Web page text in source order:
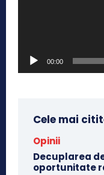
00:00
Cele mai
Opinii
Decuplarea
oportunitate